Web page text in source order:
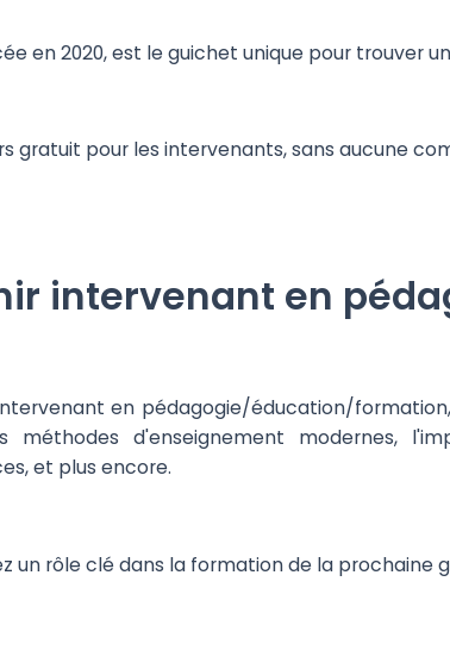
en 2020, est le guichet unique pour
gratuit pour les intervenants, sans aucune
intervenant en
en pédagogie/éducation/
méthodes d'enseignement modernes,
et plus encore.
un rôle clé dans la formation de la prochaine